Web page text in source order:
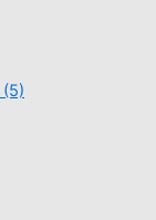
(5)